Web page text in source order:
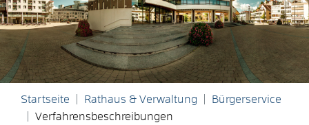
Startseite Rathaus & Verwaltung
Bürgerservice
Verfahrensbeschreibungen